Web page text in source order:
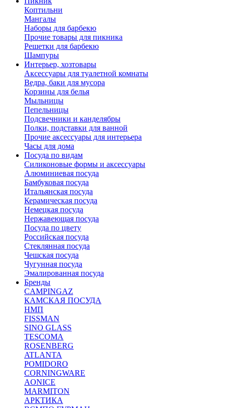
Коптильни
Мангалы
Наборы для барбекю
Прочие товары для пикника
Решетки для барбекю
Шампуры
Интерьер, хозтовары
Аксессуары для туалетной комнаты
Ведра, баки для мусора
Корзины для белья
Мыльницы
Пепельницы
Подсвечники и канделябры
Полки, подставки для ванной
Прочие аксессуары для интерьера
Часы для дома
Посуда по видам
Cиликоновые формы и аксессуары
Алюминиевая посуда
Бамбуковая посуда
Итальянская посуда
Керамическая посуда
Немецкая посуда
Нержавеющая посуда
Посуда по цвету
Российская посуда
Стеклянная посуда
Чешская посуда
Чугунная посуда
Эмалированная посуда
Бренды
CAMPINGAZ
КАМСКАЯ ПОСУДА
НМП
FISSMAN
SINO GLASS
TESCOMA
ROSENBERG
ATLANTA
POMIDORO
CORNINGWARE
AONICE
MARMITON
АРКТИКА